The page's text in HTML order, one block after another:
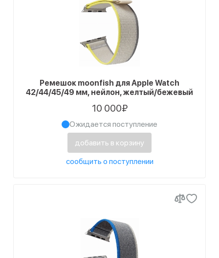
Ремешок moonfish для Apple Watch
42/44/45/49 мм, нейлон, желтый/бежевый
10 000₽
Ожидается поступление
добавить в корзину
сообщить о поступлении